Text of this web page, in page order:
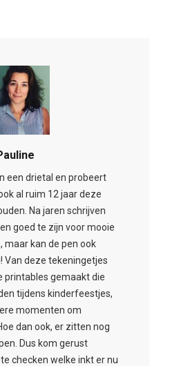
een drietal en probeert
al ruim 12 jaar deze
Na jaren schrijven
goed te zijn voor mooie
maar kan de pen ook
Van deze tekeningetjes
printables gemaakt die
tijdens kinderfeestjes,
momenten om
dan ook, er zitten nog
Dus kom gerust
checken welke inkt er nu